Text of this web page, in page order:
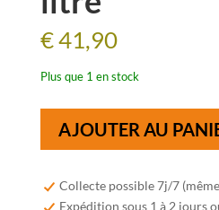
€41,90
Plus que 1 en stock
Beersel
Oude
AJOUTER AU
Collecte possible 7j/7
Expédition sous 1 à 2 jours